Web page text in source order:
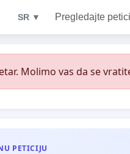
SR ▼ Pregledajte
Molimo vas da se
PETICIJU